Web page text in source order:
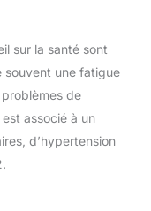
sur la santé sont
souvent une fatigue
de
associé à un
d’hypertension